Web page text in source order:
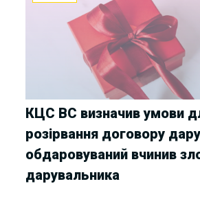
КЦС ВС визначив умови
розірвання договору
обдаровуваний вчинив
дарувальника